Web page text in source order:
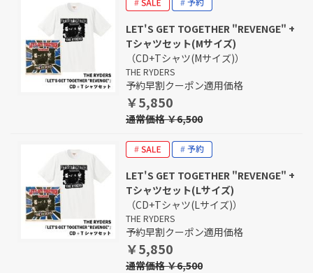
LET'S GET TOGETHER "REVENGE" +
Tシャツセット(Mサイズ)
（CD+Tシャツ(Mサイズ)）
THE RYDERS
予約早割クーポン適用価格
￥5,850
通常価格 ￥6,500
LET'S GET TOGETHER "REVENGE" +
Tシャツセット(Lサイズ)
（CD+Tシャツ(Lサイズ)）
THE RYDERS
予約早割クーポン適用価格
￥5,850
通常価格 ￥6,500